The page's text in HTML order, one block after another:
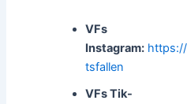
VFs
Instagram:
tsfallen
VFs Tik-